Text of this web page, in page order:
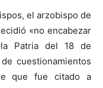
el arzobispo de
«no encabezar
Patria del 18 de
cuestionamientos
que fue citado a